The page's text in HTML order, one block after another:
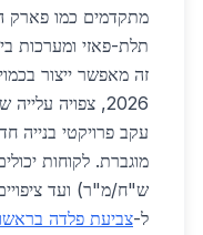
מתקדמים כמו
תלת-פאזי ומערכות
זה מאפשר ייצור
עקב פרויקטי בנייה
ל-צביעת פלדה